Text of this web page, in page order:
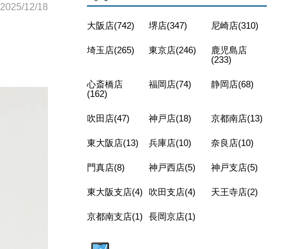
2025/12/18
大阪店(742) 堺店(347) 尼崎店(310)
埼玉店(265) 東京店(246)
鹿児島店
(233)
心斎橋店
(162)
福岡店(74) 静岡店(68)
吹田店(47) 神戸店(18) 京都南店(13)
東大阪店(13) 兵庫店(10) 奈良店(10)
門真店(8) 神戸西店(5) 神戸支店(5)
東大阪支店(4) 吹田支店(4) 天王寺店(2)
京都南支店(1) 長岡京店(1)